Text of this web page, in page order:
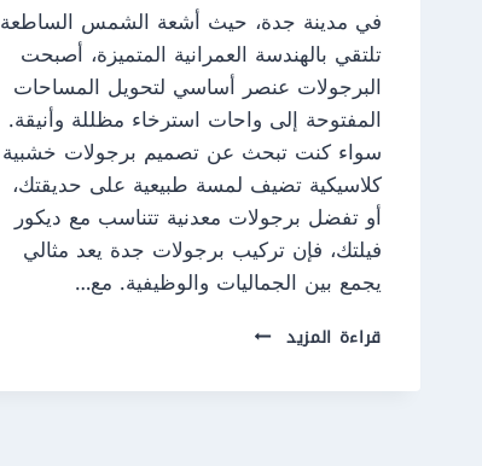
في مدينة جدة، حيث أشعة الشمس الساطعة
تلتقي بالهندسة العمرانية المتميزة، أصبحت
البرجولات عنصر أساسي لتحويل المساحات
المفتوحة إلى واحات استرخاء مظللة وأنيقة.
سواء كنت تبحث عن تصميم برجولات خشبية
كلاسيكية تضيف لمسة طبيعية على حديقتك،
أو تفضل برجولات معدنية تتناسب مع ديكور
فيلتك، فإن تركيب برجولات جدة يعد مثالي
يجمع بين الجماليات والوظيفية. مع…
قراءة المزيد تركيب